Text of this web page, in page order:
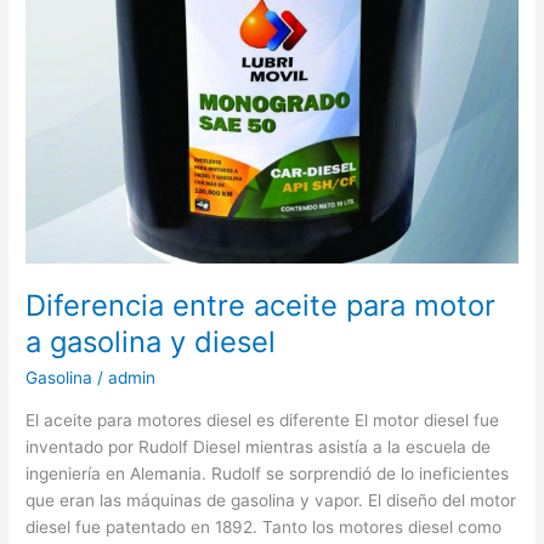
Diferencia entre aceite para motor
a gasolina y diesel
Gasolina /admin
El aceite para motores diesel es diferente El motor diesel fue
inventado por Rudolf Diesel mientras asistía a la escuela de
ingeniería en Alemania. Rudolf se sorprendió de lo ineficientes
que eran las máquinas de gasolina y vapor. El diseño del motor
diesel fue patentado en 1892. Tanto los motores diesel como